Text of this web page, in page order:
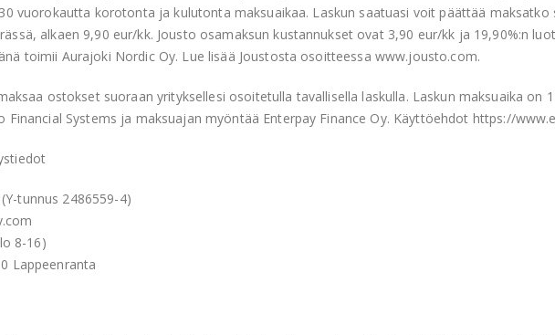
vuorokautta korotonta ja kulutonta maksuaikaa. Laskun saatuasi voit päättää maksatko
alkaen 9,90 eur/kk. Jousto osamaksun kustannukset ovat 3,90 eur/kk ja 19,90%:n
toimii Aurajoki Nordic Oy. Lue lisää Joustosta osoitteessa www.jousto.com.
ostokset suoraan yrityksellesi osoitetulla tavallisella laskulla. Laskun maksuaika on
Financial Systems ja maksuajan myöntää Enterpay Finance Oy. Käyttöehdot https://
tunnus 2486559-4)
8-16)
Lappeenranta